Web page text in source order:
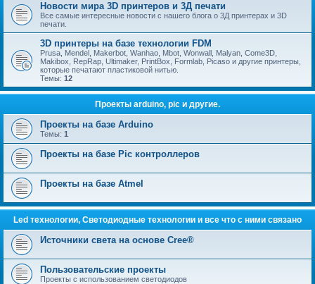
Новости мира 3D принтеров и 3Д печати
Все самые интересные новости с нашего блога о 3Д принтерах и 3D
печати.
3D принтеры на базе технологии FDM
Prusa, Mendel, Makerbot, Wanhao, Mbot, Wonwall, Malyan, Come3D,
Makibox, RepRap, Ultimaker, PrintBox, Formlab, Picaso и другие принтеры,
которые печатают пластиковой нитью.
Темы: 12
Проекты arduino, pic и другие.
Проекты на базе Arduino
Темы: 1
Проекты на базе Pic контроллеров
Проекты на базе Atmel
Led технологии, Светодиодные технологии и все что с ними связано
Источники света на основе Cree®
Пользовательские проекты
Проекты с использованием светодиодов